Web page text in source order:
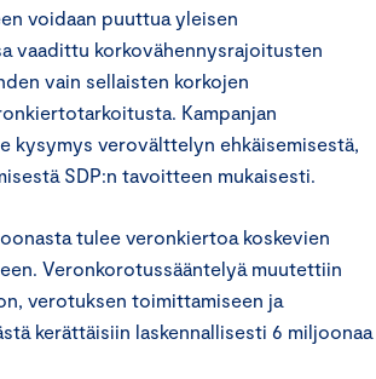
voidaan puuttua yleisen
vaadittu korkovähennysrajoitusten
vain sellaisten korkojen
Kampanjan
kysymys verovälttelyn ehkäisemisestä,
SDP:n tavoitteen mukaisesti.
tulee veronkiertoa koskevien
Veronkorotussääntelyä muutettiin
verotuksen toimittamiseen ja
kerättäisiin laskennallisesti 6 miljoonaa